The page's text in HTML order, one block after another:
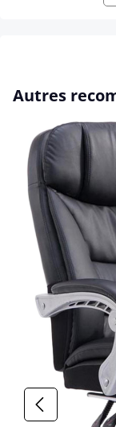
Ignorer la galerie
Autres